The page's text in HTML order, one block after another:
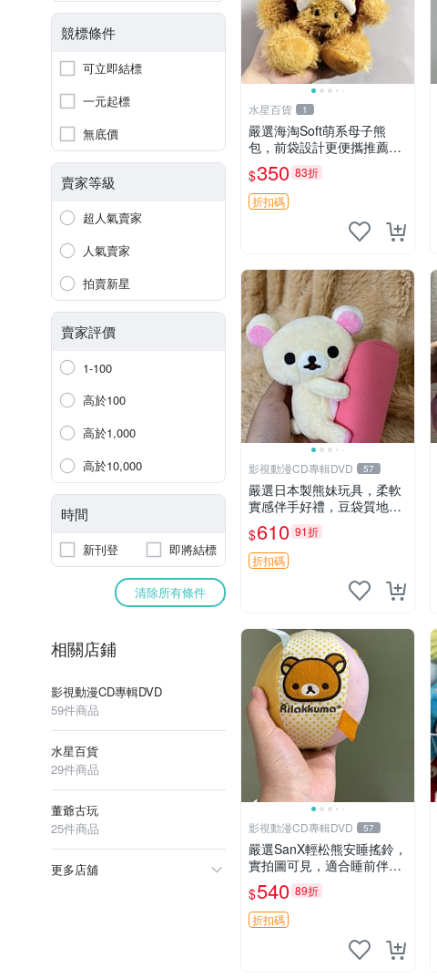
競標條件
可立即結標
一元起標
無底價
賣家等級
超人氣賣家
人氣賣家
拍賣新星
賣家評價
1-100
高於100
高於1,000
高於10,000
時間
新刊登 即將結標
清除所有條件
相關店鋪
影視動漫CD專輯DVD
59件商品
水星百貨
29件商品
董爺古玩
25件商品
更多店舖
水星百貨 1
嚴選海淘Soft萌系母子熊
包，前袋設計更便攜推薦收
藏 母子熊 軟綿綿 包包
$350 83折
折扣碼
影視動漫CD專輯DVD 57
嚴選日本製熊妹玩具，柔軟
實感伴手好禮，豆袋質地手
感佳，抱枕小熊 recom 推薦
白色豆袋 玩具
$610 91折
折扣碼
影視動漫CD專輯DVD 57
嚴選SanX輕松熊安睡搖鈴，
實拍圖可見，適合睡前伴
侶， Picks安撫好物 0325
懸吊 電腦
$540 89折
折扣碼